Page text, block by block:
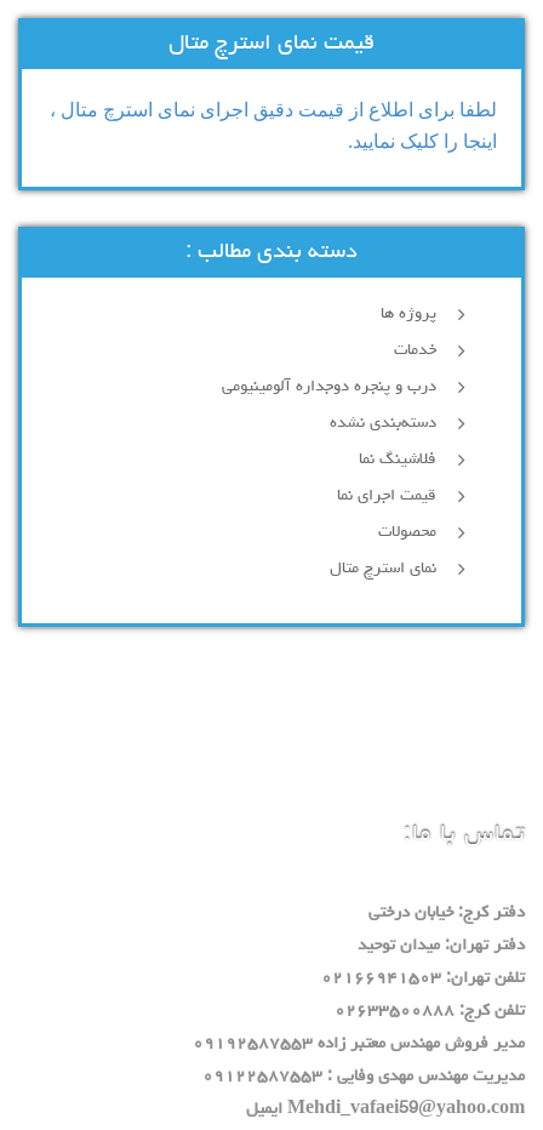
قیمت نمای استرچ متال
لطفا برای اطلاع از قیمت دقیق اجرای نمای استرچ متال ،
اینجا را کلیک نمایید.
دسته بندی مطالب :
پروژه ها
خدمات
درب و پنجره دوجداره آلومینیومی
دسته‌بندی نشده
فلاشینگ نما
قیمت اجرای نما
محصولات
نمای استرچ متال
تماس با ما:
دفتر كرج: خيابان درختي
دفتر تهران: ميدان توحيد
تلفن تهران: ٠٢١٦٦٩٤١٥٠٣
تلفن كرج: ٠٢٦٣٣٥٠٠٨٨٨
مدير فروش مهندس معتبر زاده ٠٩١٩٢٥٨٧٥٥٣
مديريت مهندس مهدي وفايي : ٠٩١٢٢٥٨٧٥٥٣
Mehdi_vafaei59@yahoo.com ايميل